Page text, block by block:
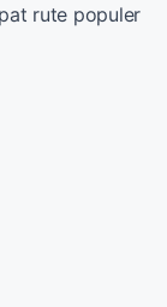
rute populer